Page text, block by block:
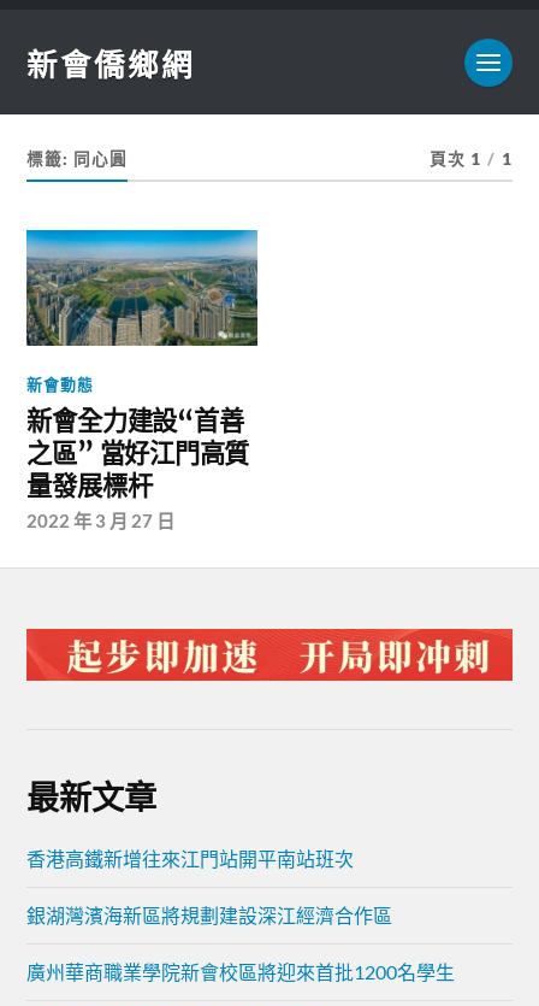
新會僑鄉網
標籤: 同心圓 頁次 1 / 1
新會動態
新會全力建設“首善
之區” 當好江門高質
量發展標杆
2022 年 3 月 27 日
最新文章
香港高鐵新增往來江門站開平南站班次
銀湖灣濱海新區將規劃建設深江經濟合作區
廣州華商職業學院新會校區將迎來首批1200名學生